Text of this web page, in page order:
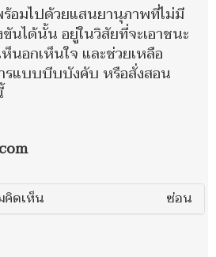
อมไปด้วยแสนยานุภาพที่ไม่มี
นได้นั้น อยู่ในวิสัยที่จะเอาชนะ
นอกเห็นใจ และช่วยเหลือ
รแบบบีบบังคับ หรือสั่งสอน
คิดเห็น ซ่อน